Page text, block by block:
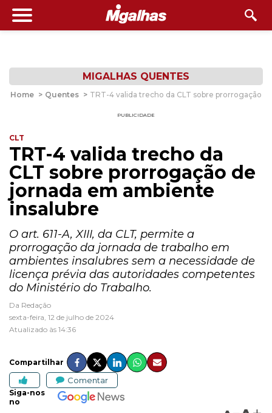
MIGALHAS QUENTES
Home > Quentes > TRT-4 valida trecho da CLT sobre prorrogação
PUBLICIDADE
CLT
TRT-4 valida trecho da
CLT sobre prorrogação de
jornada em ambiente
insalubre
O art. 611-A, XIII, da CLT, permite a
prorrogação da jornada de trabalho em
ambientes insalubres sem a necessidade de
licença prévia das autoridades competentes
do Ministério do Trabalho.
Da Redação
sexta-feira, 12 de julho de 2024
Atualizado às 14:36
Compartilhar
Comentar
Siga-nos
no